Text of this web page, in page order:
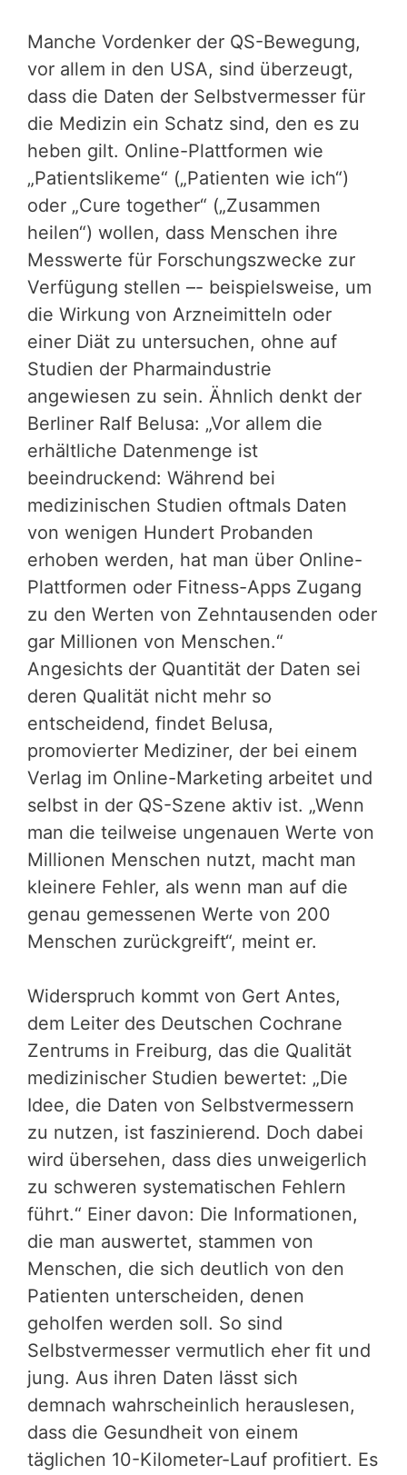
Manche Vordenker der QS-Bewegung,
vor allem in den USA, sind überzeugt,
dass die Daten der Selbstvermesser für
die Medizin ein Schatz sind, den es zu
heben gilt. Online-Plattformen wie
„Patientslikeme“ („Patienten wie ich“)
oder „Cure together“ („Zusammen
heilen“) wollen, dass Menschen ihre
Messwerte für Forschungszwecke zur
Verfügung stellen –- beispielsweise, um
die Wirkung von Arzneimitteln oder
einer Diät zu untersuchen, ohne auf
Studien der Pharmaindustrie
angewiesen zu sein. Ähnlich denkt der
Berliner Ralf Belusa: „Vor allem die
erhältliche Datenmenge ist
beeindruckend: Während bei
medizinischen Studien oftmals Daten
von wenigen Hundert Probanden
erhoben werden, hat man über Online-
Plattformen oder Fitness-Apps Zugang
zu den Werten von Zehntausenden oder
gar Millionen von Menschen.“
Angesichts der Quantität der Daten sei
deren Qualität nicht mehr so
entscheidend, findet Belusa,
promovierter Mediziner, der bei einem
Verlag im Online-Marketing arbeitet und
selbst in der QS-Szene aktiv ist. „Wenn
man die teilweise ungenauen Werte von
Millionen Menschen nutzt, macht man
kleinere Fehler, als wenn man auf die
genau gemessenen Werte von 200
Menschen zurückgreift“, meint er.
Widerspruch kommt von Gert Antes,
dem Leiter des Deutschen Cochrane
Zentrums in Freiburg, das die Qualität
medizinischer Studien bewertet: „Die
Idee, die Daten von Selbstvermessern
zu nutzen, ist faszinierend. Doch dabei
wird übersehen, dass dies unweigerlich
zu schweren systematischen Fehlern
führt.“ Einer davon: Die Informationen,
die man auswertet, stammen von
Menschen, die sich deutlich von den
Patienten unterscheiden, denen
geholfen werden soll. So sind
Selbstvermesser vermutlich eher fit und
jung. Aus ihren Daten lässt sich
demnach wahrscheinlich herauslesen,
dass die Gesundheit von einem
täglichen 10-Kilometer-Lauf profitiert. Es